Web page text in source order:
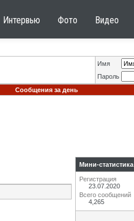
Интервью Фото Видео
Имя
Пароль
Сообщения за день
Мини-статистика
Регистрация
23.07.2020
Всего сообщений
4,265